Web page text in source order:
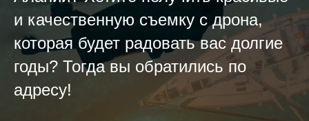
и качественную съемку с дрона,
которая будет радовать вас долгие
годы? Тогда вы обратились по
адресу!